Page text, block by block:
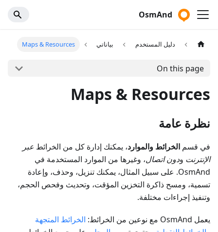
OsmAnd
دليل المستخدم بياناتي Maps & Resources
On this page
Maps & Resources
نظرة عامة
في قسم الخرائط والموارد، يمكنك إدارة كل من الخرائط عبر
الإنترنت ودون اتصال، وغيرها من الموارد المستخدمة في
OsmAnd. على سبيل المثال، يمكنك تنزيل، وحذف، وإعادة
تسمية، ومسح ذاكرة التخزين المؤقت، وتحديث وفحص الحجم،
وتنفيذ إجراءات مختلفة.
يعمل OsmAnd مع نوعين من الخرائط:
الخرائط المتجهة